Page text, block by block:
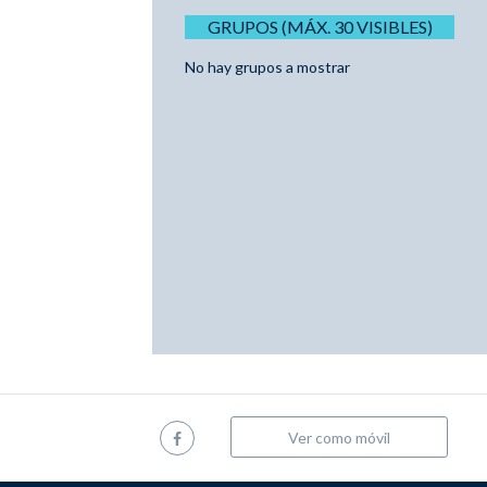
GRUPOS (MÁX. 30 VISIBLES)
No hay grupos a mostrar